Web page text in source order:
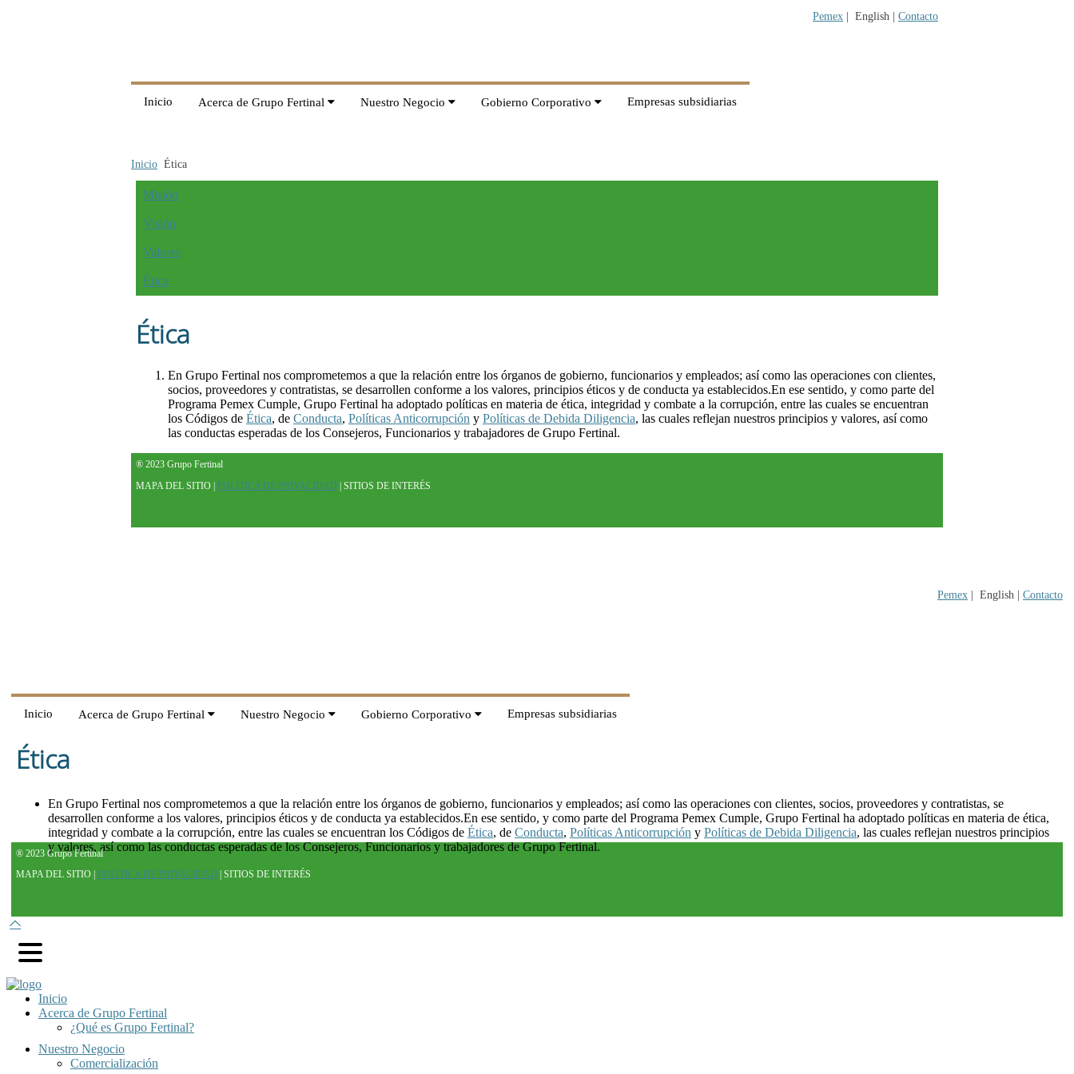
Pemex English | Contacto
Inicio Acerca de Grupo Fertinal Nuestro Negocio Gobierno Corporativo Empresas subsidiarias
Inicio Ética
Misión
Visión
Valores
Ética
Ética
En Grupo Fertinal nos comprometemos a que la relación entre los órganos de gobierno, funcionarios y empleados; así como las operaciones con clientes,
socios, proveedores y contratistas, se desarrollen conforme a los valores, principios éticos y de conducta ya establecidos.En ese sentido, y como parte del
Programa Pemex Cumple, Grupo Fertinal ha adoptado políticas en materia de ética, integridad y combate a la corrupción, entre las cuales se encuentran
los Códigos de Ética, de Conducta, Políticas Anticorrupción y Políticas de Debida Diligencia, las cuales reflejan nuestros principios y valores, así como
las conductas esperadas de los Consejeros, Funcionarios y trabajadores de Grupo Fertinal.
® 2023 Grupo Fertinal
MAPA DEL SITIO | POLÍTICA DE PRIVACIDAD | SITIOS DE INTERÉS
Pemex English | Contacto
Inicio Acerca de Grupo Fertinal Nuestro Negocio Gobierno Corporativo Empresas subsidiarias
Ética
En Grupo Fertinal nos comprometemos a que la relación entre los órganos de gobierno, funcionarios y empleados; así como las operaciones con clientes, socios, proveedores y contratistas, se
desarrollen conforme a los valores, principios éticos y de conducta ya establecidos.En ese sentido, y como parte del Programa Pemex Cumple, Grupo Fertinal ha adoptado políticas en materia de ética,
integridad y combate a la corrupción, entre las cuales se encuentran los Códigos de Ética, de Conducta, Políticas Anticorrupción y Políticas de Debida Diligencia, las cuales reflejan nuestros principios
y valores, así como las conductas esperadas de los Consejeros, Funcionarios y trabajadores de Grupo Fertinal.
® 2023 Grupo Fertinal
MAPA DEL SITIO | POLÍTICA DE PRIVACIDAD | SITIOS DE INTERÉS
Inicio
Acerca de Grupo Fertinal
¿Qué es Grupo Fertinal?
Nuestro Negocio
Comercialización